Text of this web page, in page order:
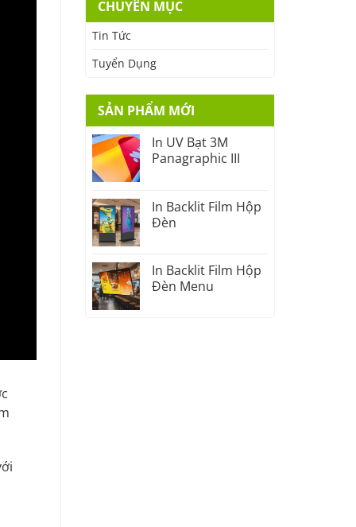
CHUYÊN MỤC
Tin Tức
Tuyển Dụng
SẢN PHẨM MỚI
In UV Bạt 3M
Panagraphic III
In Backlit Film Hộp
Đèn
In Backlit Film Hộp
Đèn Menu